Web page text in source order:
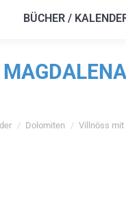
BÜCHER /
hier:Dolomiten Villnöss mit
BÜCHER /